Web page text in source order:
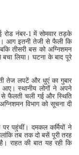
रोड नंबर-1 में सोमवार तड़के
आग इतनी तेजी से फैली कि
तीसरी बस को अग्निशमन
लिया। घटना के बाद पूरे
तेज लपटें और धुएं का गुबार
स्थानीय लोगों ने अपने
फैलती चली गई और स्थिति
विभाग को सूचना दी
पर पहुंचीं। दमकल कर्मियों ने
तब तक दो बसें पूरी तरह
राहत की बात यह रही कि